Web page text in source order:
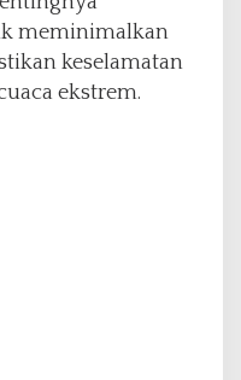
meminimalkan
keselamatan
ekstrem.